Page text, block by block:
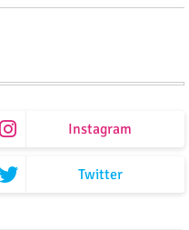
Instagram
Twitter